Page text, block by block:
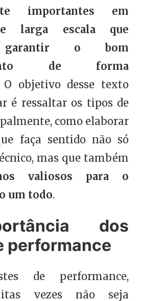
importantes em
larga escala que
garantir o bom
de forma
O objetivo desse texto
é ressaltar os tipos de
como elaborar
faça sentido não só
mas que também
valiosos para o
um todo.
dos
performance
de performance,
vezes não seja